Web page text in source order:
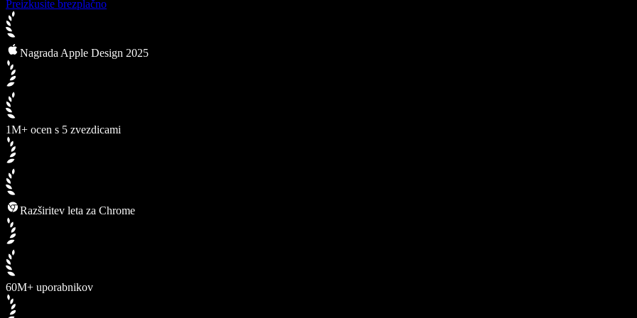
Preizkusite brezplačno
Nagrada Apple Design 2025
1M+ ocen s 5 zvezdicami
Razširitev leta za Chrome
60M+ uporabnikov